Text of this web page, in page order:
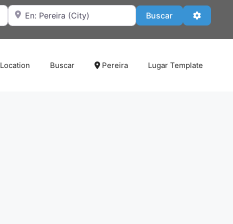
Cerca de BuscarBuscar
Location Buscar Pereira Lugar Template